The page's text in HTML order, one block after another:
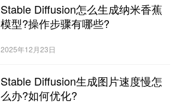
Stable Diffusion怎么生成纳米香蕉
模型?操作步骤有哪些?
2025年12月23日
Stable Diffusion生成图片速度慢怎
么办?如何优化?